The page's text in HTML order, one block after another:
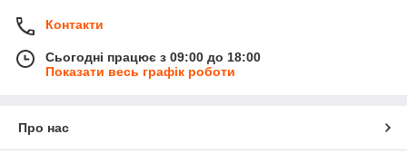
Контакти
Сьогодні працює з 09:00 до 18:00
Показати весь графік роботи
Про нас